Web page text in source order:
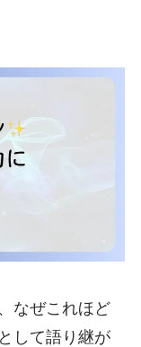
なぜこれほど
して語り継が